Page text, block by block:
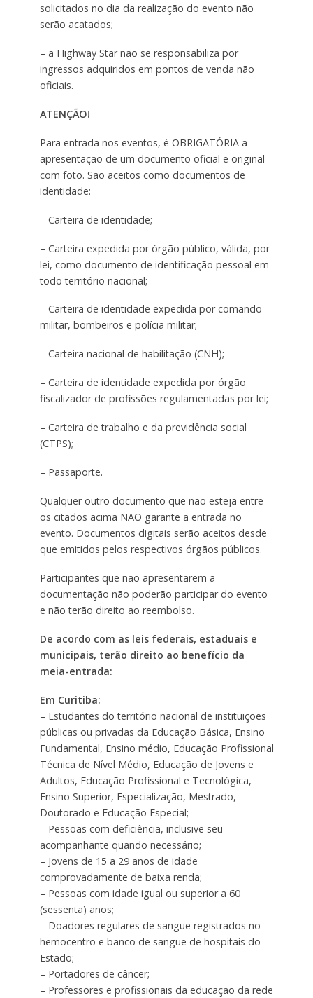
solicitados no dia da realização do evento não
serão acatados;
– a Highway Star não se responsabiliza por
ingressos adquiridos em pontos de venda não
oficiais.
ATENÇÃO!
Para entrada nos eventos, é OBRIGATÓRIA a
apresentação de um documento oficial e original
com foto. São aceitos como documentos de
identidade:
– Carteira de identidade;
– Carteira expedida por órgão público, válida, por
lei, como documento de identificação pessoal em
todo território nacional;
– Carteira de identidade expedida por comando
militar, bombeiros e polícia militar;
– Carteira nacional de habilitação (CNH);
– Carteira de identidade expedida por órgão
fiscalizador de profissões regulamentadas por lei;
– Carteira de trabalho e da previdência social
(CTPS);
– Passaporte.
Qualquer outro documento que não esteja entre
os citados acima NÃO garante a entrada no
evento. Documentos digitais serão aceitos desde
que emitidos pelos respectivos órgãos públicos.
Participantes que não apresentarem a
documentação não poderão participar do evento
e não terão direito ao reembolso.
De acordo com as leis federais, estaduais e
municipais, terão direito ao benefício da
meia-entrada:
Em Curitiba:
– Estudantes do território nacional de instituições
públicas ou privadas da Educação Básica, Ensino
Fundamental, Ensino médio, Educação Profissional
Técnica de Nível Médio, Educação de Jovens e
Adultos, Educação Profissional e Tecnológica,
Ensino Superior, Especialização, Mestrado,
Doutorado e Educação Especial;
– Pessoas com deficiência, inclusive seu
acompanhante quando necessário;
– Jovens de 15 a 29 anos de idade
comprovadamente de baixa renda;
– Pessoas com idade igual ou superior a 60
(sessenta) anos;
– Doadores regulares de sangue registrados no
hemocentro e banco de sangue de hospitais do
Estado;
– Portadores de câncer;
– Professores e profissionais da educação da rede